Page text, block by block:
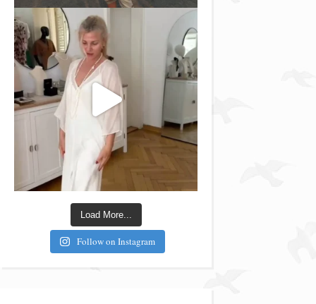
Load More...
Follow on Instagram